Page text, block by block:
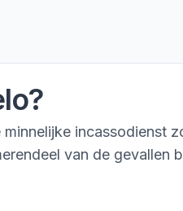
?
incassodienst
van de gevallen